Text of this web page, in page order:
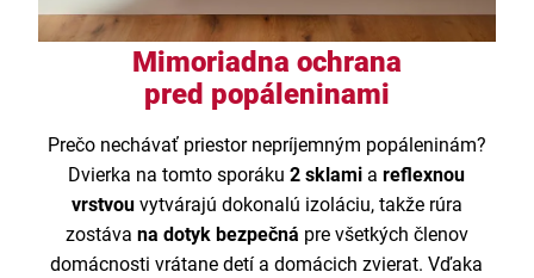
Mimoriadna ochrana
pred popáleninami
Prečo nechávať priestor nepríjemným popáleninám?
Dvierka na tomto sporáku2 sklami a reflexnou
vrstvouvytvárajú dokonalú izoláciu, takže rúra
zostáva na dotyk bezpečná pre všetkých členov
domácnosti vrátane detí a domácich zvierat. Vďaka